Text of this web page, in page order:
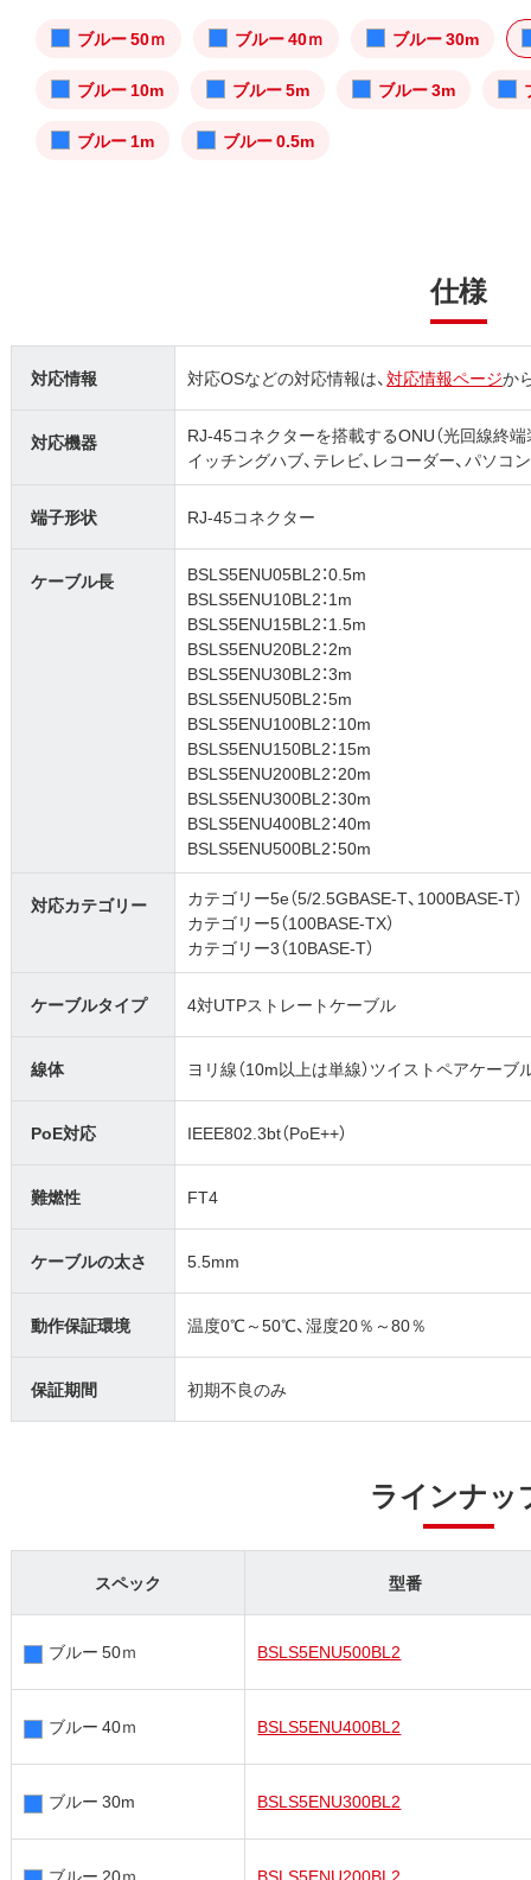
ブルー 50ｍ ブルー 40ｍ ブルー 30m
ブルー 10m ブルー 5m ブルー 3m
ブルー 1m ブルー 0.5m
仕様
対応情報 対応OSなどの対応情報は、対応情報ページか
対応機器
RJ-45コネクターを搭載するONU（光回線終端
イッチングハブ、テレビ、レコーダー、パソコ
端子形状 RJ-45コネクター
ケーブル長
BSLS5ENU05BL2：0.5m
BSLS5ENU10BL2：1m
BSLS5ENU15BL2：1.5m
BSLS5ENU20BL2：2m
BSLS5ENU30BL2：3m
BSLS5ENU50BL2：5m
BSLS5ENU100BL2：10m
BSLS5ENU150BL2：15m
BSLS5ENU200BL2：20m
BSLS5ENU300BL2：30m
BSLS5ENU400BL2：40m
BSLS5ENU500BL2：50m
対応カテゴリー
カテゴリー5e（5/2.5GBASE-T、1000BASE-T）
カテゴリー5（100BASE-TX）
カテゴリー3（10BASE-T）
ケーブルタイプ 4対UTPストレートケーブル
線体 ヨリ線（10m以上は単線）ツイストペアケーブ
PoE対応 IEEE802.3bt（PoE++）
難燃性 FT4
ケーブルの太さ 5.5mm
動作保証環境 温度0℃～50℃、湿度20％～80％
保証期間 初期不良のみ
ラインナッ
スペック 型番
ブルー 50ｍ BSLS5ENU500BL2
ブルー 40ｍ BSLS5ENU400BL2
ブルー 30m BSLS5ENU300BL2